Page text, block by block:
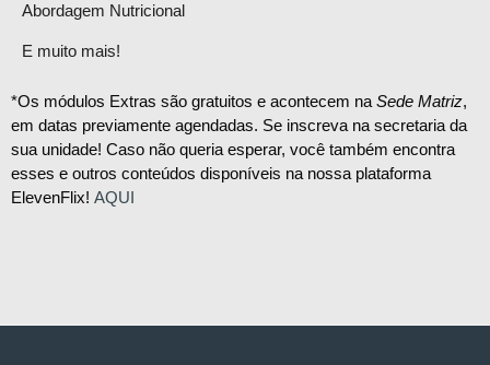
Abordagem Nutricional
E muito mais!
*Os módulos Extras são gratuitos e acontecem na Sede Matriz,
em datas previamente agendadas. Se inscreva na secretaria da
sua unidade! Caso não queria esperar, você também encontra
esses e outros conteúdos disponíveis na nossa plataforma
ElevenFlix! AQUI